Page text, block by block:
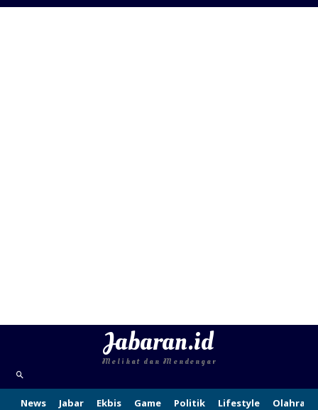
Jabaran.id
Melihat dan Mendengar
News Jabar Ekbis Game Politik Lifestyle Olahraga